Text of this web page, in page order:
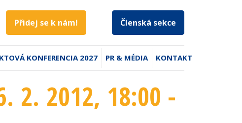
Přidej se k nám! Členská sekce
KONFERENCIA 2027 PR & MÉDIA KONTAKT
2. 2012, 18:00 -